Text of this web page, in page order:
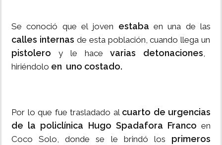
Se conoció que el joven estabaen una de las
calles internas de esta población, cuando llega un
pistolero y le hace varias detonaciones,
hiriéndolo en uno costado.
Por lo que fue trasladado al cuarto de urgencias
de la policlínica Hugo Spadafora Franco en
Coco Solo, donde se le brindó los primeros